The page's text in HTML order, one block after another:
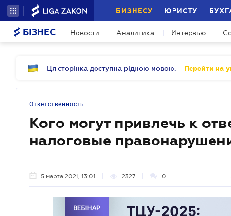
БИЗНЕСУ ЮРИСТУ
БІЗНЕС Новости Аналитика Интервью
Ця сторінка доступна рідною мовою. Перейти на
Ответственность
Кого могут привлечь к
налоговые
5 марта 2021, 13:01 2327 0